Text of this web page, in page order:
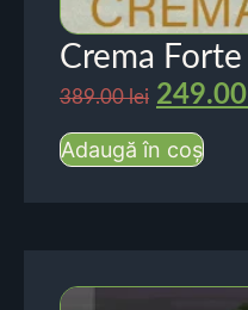
Crema Forte
389.00lei 249.00
Adaugă în coș